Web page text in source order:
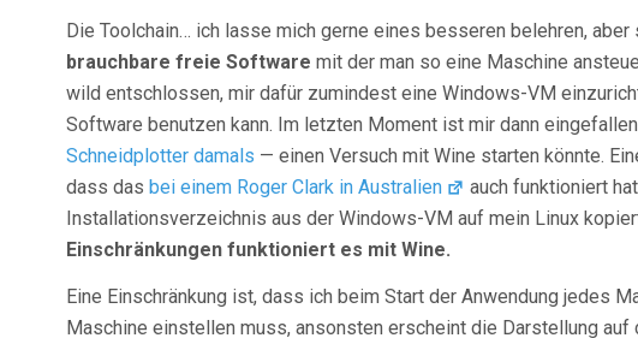
Die Toolchain… ich lasse mich gerne eines besseren belehren,
brauchbare freie Software mit der man so eine Maschine
wild entschlossen, mir dafür zumindest eine Windows-VM
Software benutzen kann. Im letzten Moment ist mir dann
Schneidplotter damals — einen Versuch mit Wine starten könnte.
dass das bei einem Roger Clark in Australien
auch funktioniert
Installationsverzeichnis aus der Windows-VM auf mein Linux
Einschränkungen funktioniert es mit Wine.
Eine Einschränkung ist, dass ich beim Start der Anwendung jedes
Maschine einstellen muss, ansonsten erscheint die Darstellung